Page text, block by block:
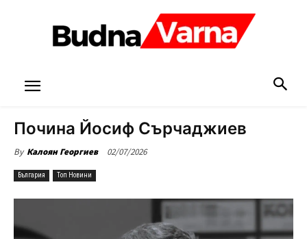
Почина Йосиф Сърчаджиев
By Калоян Георгиев 02/07/2026
България Топ Новини